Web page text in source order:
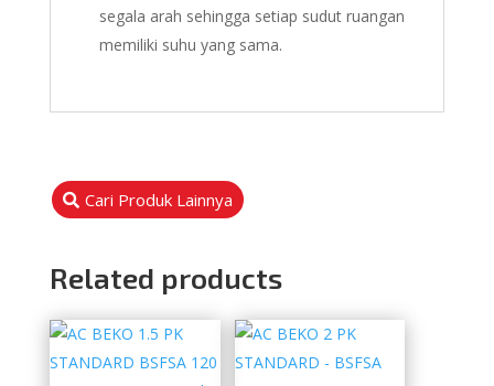
segala arah sehingga setiap sudut ruangan
memiliki suhu yang sama.
Cari Produk Lainnya
Related products